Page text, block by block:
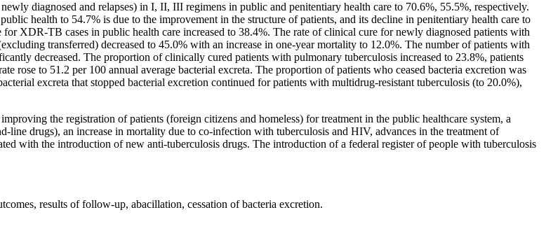
diagnosed and relapses) in I, II, III regimens in public and penitentiary health care to 70.6%, 55.5%, respectively.
health to 54.7% is due to the improvement in the structure of patients, and its decline in penitentiary health care to
XDR-TB cases in public health care increased to 38.4%. The rate of clinical cure for newly diagnosed patients with
transferred) decreased to 45.0% with an increase in one-year mortality to 12.0%. The number of patients with
decreased. The proportion of clinically cured patients with pulmonary tuberculosis increased to 23.8%, patients
rose to 51.2 per 100 annual average bacterial excreta. The proportion of patients who ceased bacteria excretion was
excreta that stopped bacterial excretion continued for patients with multidrug-resistant tuberculosis (to 20.0%),
the registration of patients (foreign citizens and homeless) for treatment in the public healthcare system, a
drugs), an increase in mortality due to co-infection with tuberculosis and HIV, advances in the treatment of
with the introduction of new anti-tuberculosis drugs. The introduction of a federal register of people with tuberculosis
results of follow-up, abacillation, cessation of bacteria excretion.